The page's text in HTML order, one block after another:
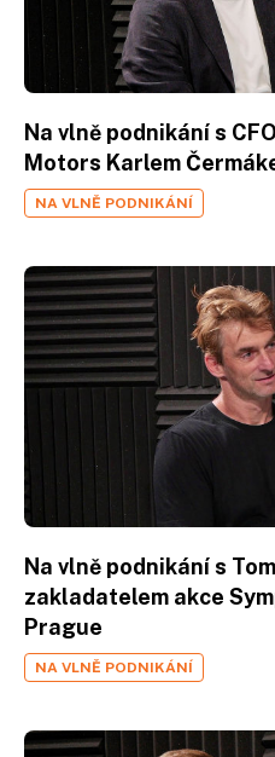
Na vlně podnikání s
Motors Karlem
NA VLNĚ PODNIKÁNÍ
Na vlně podnikání s
zakladatelem akce
Prague
NA VLNĚ PODNIKÁNÍ